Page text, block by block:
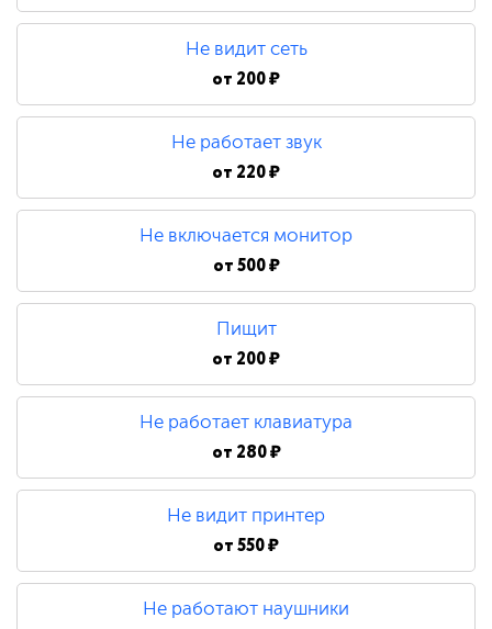
480 ₽
Замена процессора
790 ₽
Не видит сеть
от 200 ₽
Не работает звук
от 220 ₽
Не включается монитор
от500 ₽
Пищит
от 200 ₽
Не работает клавиатура
от 280 ₽
Не видит принтер
от550 ₽
Не работают наушники